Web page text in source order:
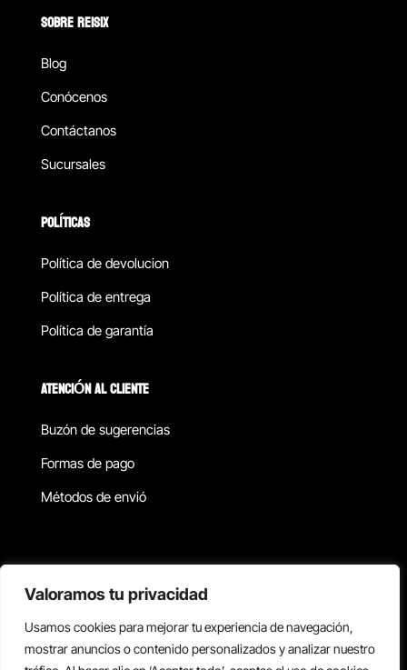
Valoramos tu privacidad
Usamos cookies para mejorar tu experiencia de navegación,
mostrar anuncios o contenido personalizados y analizar nuestro
SOBRE REISIX
Blog
Conócenos
Contáctanos
Sucursales
POLÍTICAS
Política de devolucion
Política de entrega
Política de garantía
ATENCIÓN AL CLIENTE
Buzón de sugerencias
Formas de pago
Métodos de envió
Copyright © 2026 Reisix. Todos los derechos reservados.